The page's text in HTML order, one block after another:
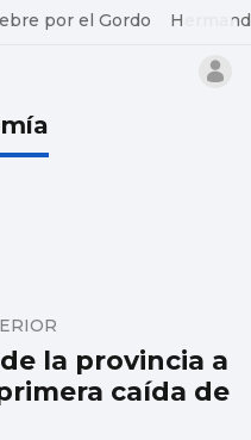
por el Gordo
la provincia a
caída de